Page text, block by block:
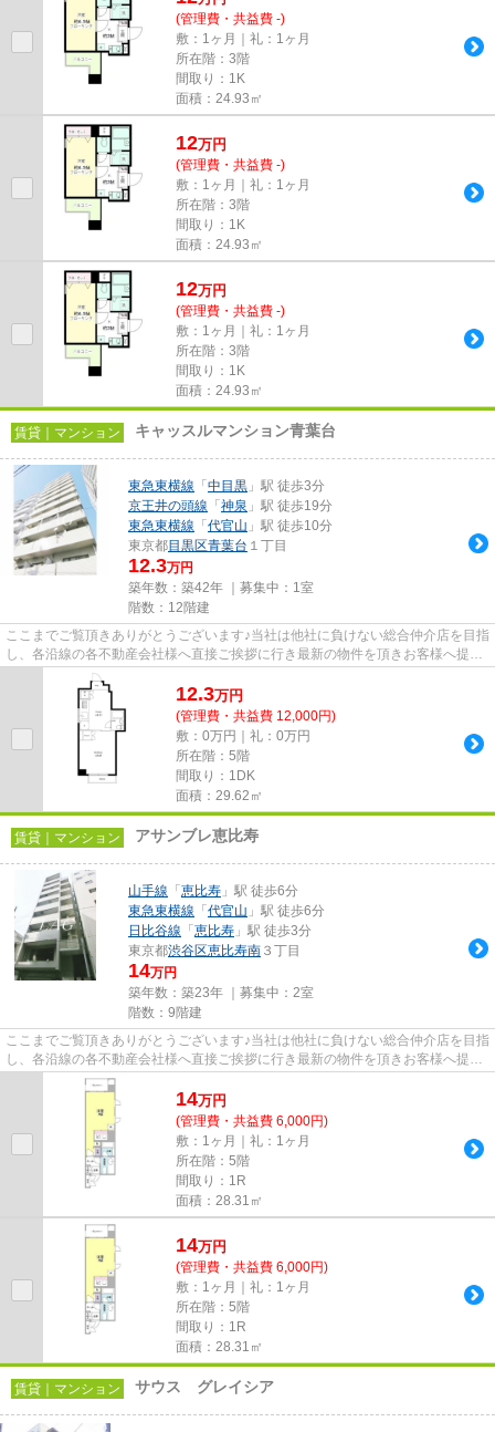
(管理費・共益費 -)
敷：1ヶ月｜礼：1ヶ月
所在階：3階
間取り：1K
面積：24.93㎡
12万円
(管理費・共益費 -)
敷：1ヶ月｜礼：1ヶ月
所在階：3階
間取り：1K
面積：24.93㎡
12万円
(管理費・共益費 -)
敷：1ヶ月｜礼：1ヶ月
所在階：3階
間取り：1K
面積：24.93㎡
賃貸｜マンション キャッスルマンション青葉台
東急東横線 「 中目黒 」駅 徒歩3分
京王井の頭線 「 神泉 」駅 徒歩19分
東急東横線 「 代官山 」駅 徒歩10分
東京都目黒区青葉台 １丁目
12.3万円
築年数：築42年 ｜募集中： 1室
階数：12階建
ここまでご覧頂きありがとうございます♪当社は他社に負けない総合仲介店を目指
し、各沿線の各不動産会社様へ直接ご挨拶に行き最新の物件を頂きお客様へ提供
しております！最新の情報は...
12.3万円
(管理費・共益費 12,000円)
敷：0万円｜礼：0万円
所在階：5階
間取り：1DK
面積：29.62㎡
賃貸｜マンション アサンブレ恵比寿
山手線 「 恵比寿 」駅 徒歩6分
東急東横線 「 代官山 」駅 徒歩6分
日比谷線 「 恵比寿 」駅 徒歩3分
東京都渋谷区恵比寿南 ３丁目
14万円
築年数：築23年 ｜募集中： 2室
階数：9階建
ここまでご覧頂きありがとうございます♪当社は他社に負けない総合仲介店を目指
し、各沿線の各不動産会社様へ直接ご挨拶に行き最新の物件を頂きお客様へ提供
しております！最新の情報は...
14万円
(管理費・共益費 6,000円)
敷：1ヶ月｜礼：1ヶ月
所在階：5階
間取り：1R
面積：28.31㎡
14万円
(管理費・共益費 6,000円)
敷：1ヶ月｜礼：1ヶ月
所在階：5階
間取り：1R
面積：28.31㎡
賃貸｜マンション サウス グレイシア